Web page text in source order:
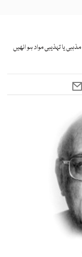
یا تہذیبی مواد ہو انھیں